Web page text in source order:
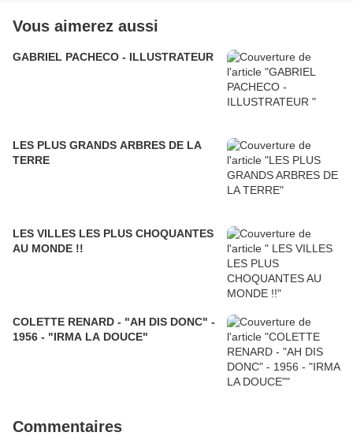
Vous aimerez aussi
GABRIEL PACHECO - ILLUSTRATEUR
LES PLUS GRANDS ARBRES DE LA
TERRE
LES VILLES LES PLUS CHOQUANTES
AU MONDE !!
COLETTE RENARD - "AH DIS DONC" -
1956 - "IRMA LA DOUCE"
Commentaires